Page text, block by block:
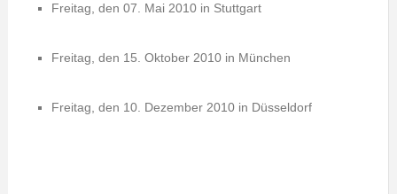
Freitag, den 07. Mai 2010 in Stuttgart
Freitag, den 15. Oktober 2010 in München
Freitag, den 10. Dezember 2010 in Düsseldorf